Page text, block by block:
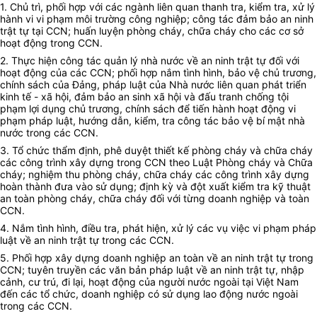
1. Chủ trì, phối hợp với các ngành liên quan thanh tra, kiểm tra, xử lý
hành vi vi phạm môi trường công nghiệp; công tác đảm bảo an ninh
trật tự tại CCN; huấn luyện phòng cháy, chữa cháy cho các cơ sở
hoạt động trong CCN.
2. Thực hiện công tác quản lý nhà nước về an ninh trật tự đối với
hoạt động của các CCN; phối hợp nắm tình hình, bảo vệ chủ trương,
chính sách của Đảng, pháp luật của Nhà nước liên quan phát triển
kinh tế - xã hội, đảm bảo an sinh xã hội và đấu tranh chống tội
phạm lợi dụng chủ trương, chính sách để tiến hành hoạt động vi
phạm pháp luật, hướng dẫn, kiểm, tra công tác bảo vệ bí mật nhà
nước trong các CCN.
3. Tổ chức thẩm định, phê duyệt thiết kế phòng cháy và chữa cháy
các công trình xây dựng trong CCN theo Luật Phòng cháy và Chữa
cháy; nghiệm thu phòng cháy, chữa cháy các công trình xây dựng
hoàn thành đưa vào sử dụng; định kỳ và đột xuất kiểm tra kỹ thuật
an toàn phòng cháy, chữa cháy đối với từng doanh nghiệp và toàn
CCN.
4. Nắm tình hình, điều tra, phát hiện, xử lý các vụ việc vi phạm pháp
luật về an ninh trật tự trong các CCN.
5. Phối hợp xây dựng doanh nghiệp an toàn về an ninh trật tự trong
CCN; tuyên truyền các văn bản pháp luật về an ninh trật tự, nhập
cảnh, cư trú, đi lại, hoạt động của người nước ngoài tại Việt Nam
đến các tổ chức, doanh nghiệp có sử dụng lao động nước ngoài
trong các CCN.